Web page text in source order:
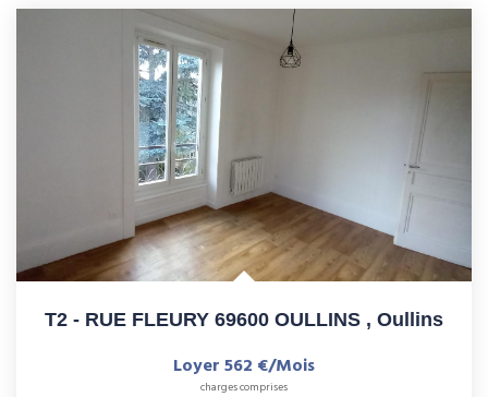
T2 - RUE FLEURY 69600 OULLINS , Oullins
Loyer 562 €/mois
charges comprises